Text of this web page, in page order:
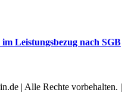
Leistungsbezug nach SGB
| Alle Rechte vorbehalten. |